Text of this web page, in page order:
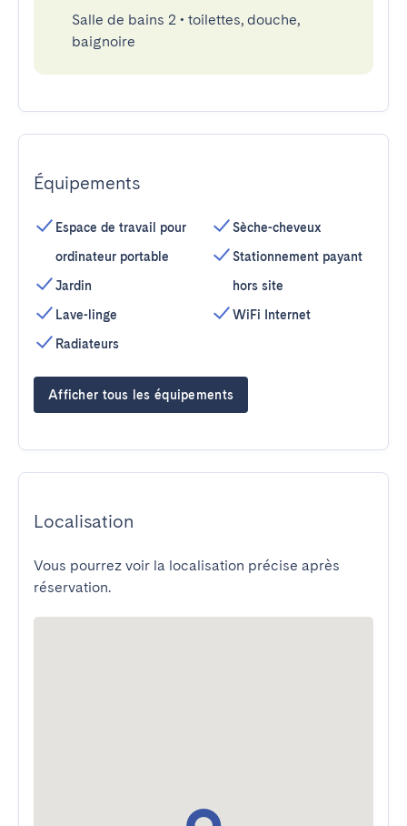
Salle de bains 2 • toilettes, douche,
baignoire
Équipements
Espace de travail pour
ordinateur portable
Jardin
Lave-linge
Radiateurs
Sèche-cheveux
Stationnement payant
hors site
WiFi Internet
Afficher tous les équipements
Localisation
Vous pourrez voir la localisation précise après
réservation.